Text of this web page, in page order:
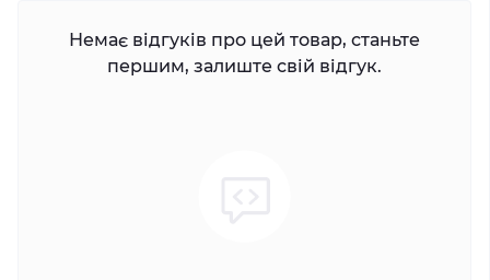
Немає відгуків про цей товар, станьте
першим, залиште свій відгук.